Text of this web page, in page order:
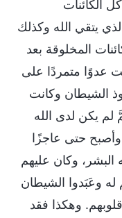
الكائنات
يتقي الله وكذلك
المخلوقة بعد
عدوًا متمردًا على
الشيطان وكانت
لم يكن لدى الله
وأصبح حتى عاجزًا
البشر، وكان عليهم
له وعَبَدوا الشيطان
وهكذا فقد